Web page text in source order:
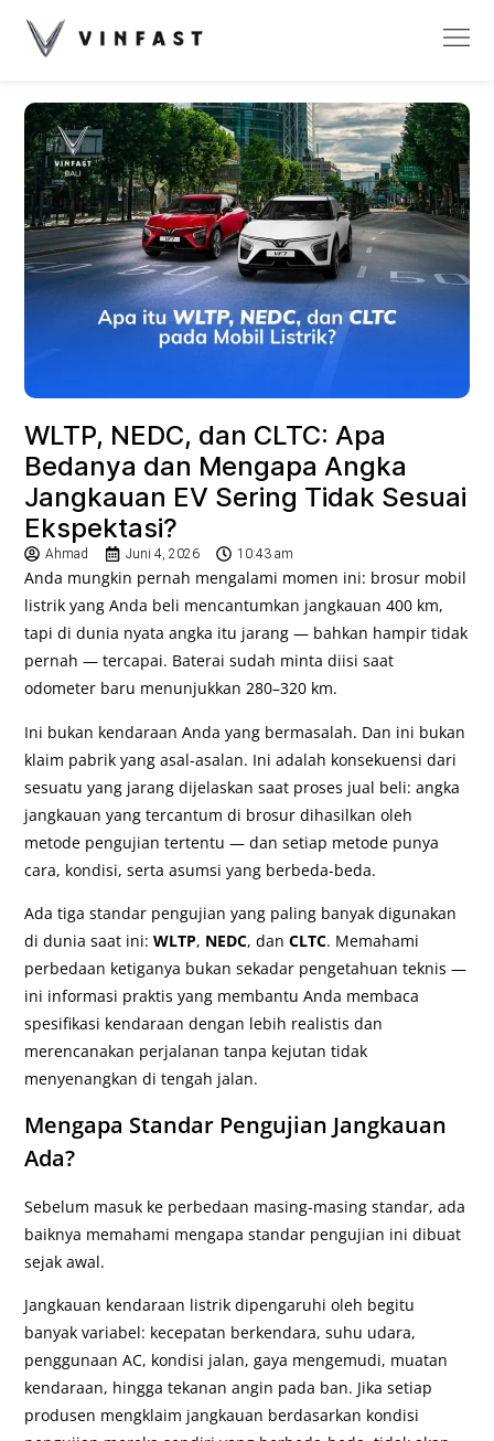
WLTP, NEDC, dan CLTC: Apa
Bedanya dan Mengapa Angka
Jangkauan EV Sering Tidak Sesuai
Ekspektasi?
Ahmad Juni 4, 2026 10:43 am
Anda mungkin pernah mengalami momen ini: brosur mobil
listrik yang Anda beli mencantumkan jangkauan 400 km,
tapi di dunia nyata angka itu jarang — bahkan hampir tidak
pernah — tercapai. Baterai sudah minta diisi saat
odometer baru menunjukkan 280–320 km.
Ini bukan kendaraan Anda yang bermasalah. Dan ini bukan
klaim pabrik yang asal-asalan. Ini adalah konsekuensi dari
sesuatu yang jarang dijelaskan saat proses jual beli: angka
jangkauan yang tercantum di brosur dihasilkan oleh
metode pengujian tertentu — dan setiap metode punya
cara, kondisi, serta asumsi yang berbeda-beda.
Ada tiga standar pengujian yang paling banyak digunakan
di dunia saat ini:WLTP, NEDC, danCLTC. Memahami
perbedaan ketiganya bukan sekadar pengetahuan teknis —
ini informasi praktis yang membantu Anda membaca
spesifikasi kendaraan dengan lebih realistis dan
merencanakan perjalanan tanpa kejutan tidak
menyenangkan di tengah jalan.
Mengapa Standar Pengujian Jangkauan
Ada?
Sebelum masuk ke perbedaan masing-masing standar, ada
baiknya memahami mengapa standar pengujian ini dibuat
sejak awal.
Jangkauan kendaraan listrik dipengaruhi oleh begitu
banyak variabel: kecepatan berkendara, suhu udara,
penggunaan AC, kondisi jalan, gaya mengemudi, muatan
kendaraan, hingga tekanan angin pada ban. Jika setiap
produsen mengklaim jangkauan berdasarkan kondisi